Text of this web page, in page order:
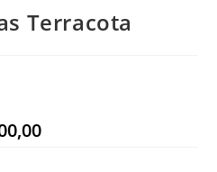
Terracota